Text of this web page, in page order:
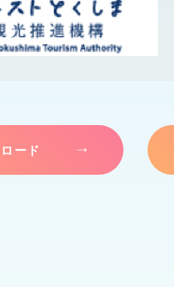
ード